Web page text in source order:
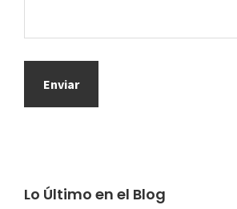
Lo Último en el Blog